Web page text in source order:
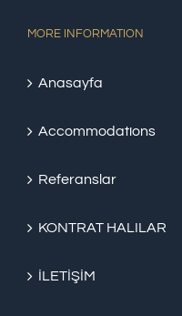
MORE INFORMATION
Anasayfa
Accommodations
Referanslar
KONTRAT HALILAR
İLETİŞİM